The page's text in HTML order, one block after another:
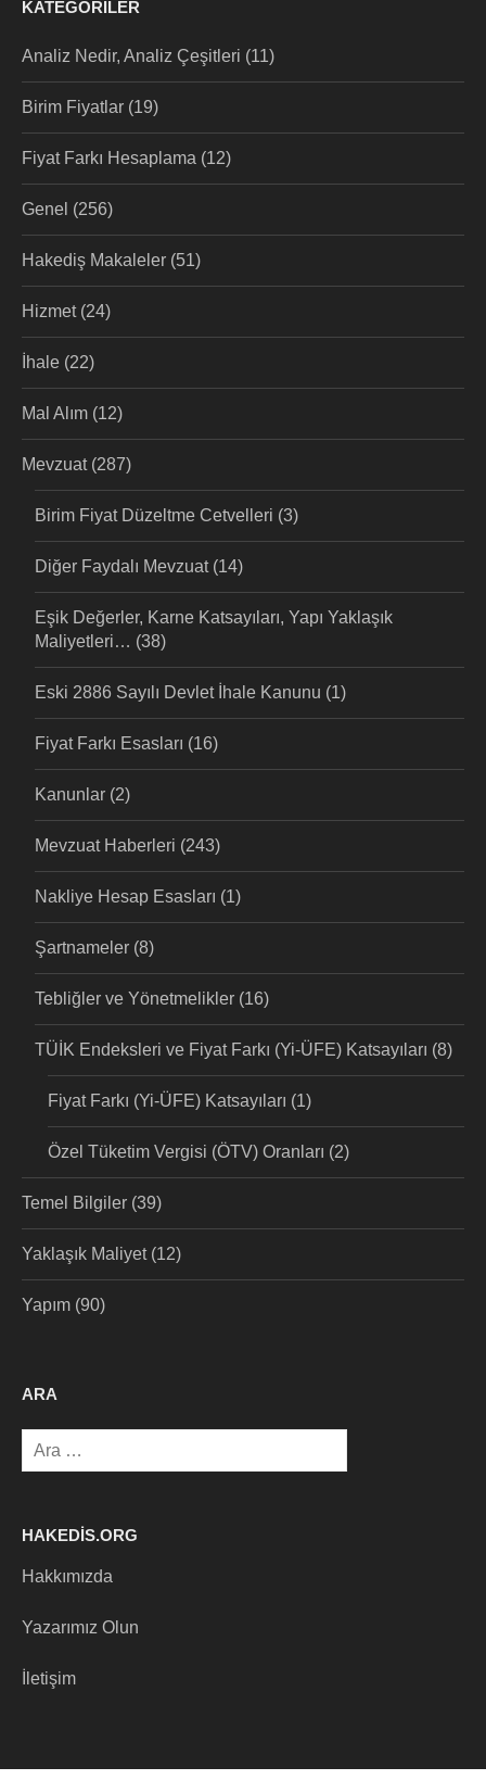
KATEGORILER
Analiz Nedir, Analiz Çeşitleri (11)
Birim Fiyatlar (19)
Fiyat Farkı Hesaplama (12)
Genel (256)
Hakediş Makaleler (51)
Hizmet(24)
İhale (22)
Mal Alım (12)
Mevzuat(287)
Birim Fiyat Düzeltme Cetvelleri (3)
Diğer Faydalı Mevzuat(14)
Eşik Değerler, Karne Katsayıları, Yapı Yaklaşık
Maliyetleri… (38)
Eski 2886 Sayılı Devlet İhale Kanunu (1)
Fiyat Farkı Esasları (16)
Kanunlar (2)
Mevzuat Haberleri (243)
Nakliye Hesap Esasları (1)
Şartnameler (8)
Tebliğler ve Yönetmelikler (16)
TÜİK Endeksleri ve Fiyat Farkı (Yi-ÜFE) Katsayıları (8)
Fiyat Farkı (Yi-ÜFE) Katsayıları (1)
Özel Tüketim Vergisi (ÖTV) Oranları (2)
Temel Bilgiler (39)
Yaklaşık Maliyet(12)
Yapım (90)
ARA
Arama:
HAKEDIS.ORG
Hakkımızda
Yazarımız Olun
İletişim